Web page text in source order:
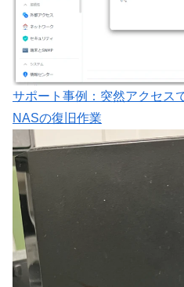
サポート事例：突然アクセス
NASの復旧作業